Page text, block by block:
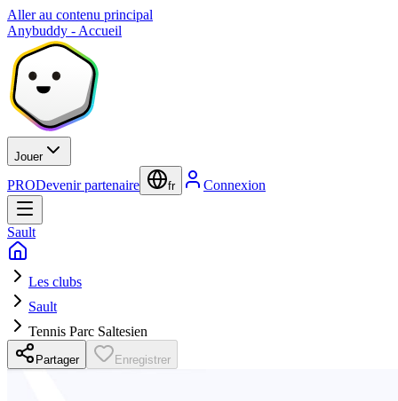
Aller au contenu principal
Anybuddy - Accueil
Jouer
PRODevenir partenaire fr Connexion
Sault
Les clubs
Sault
Tennis Parc Saltesien
Partager Enregistrer